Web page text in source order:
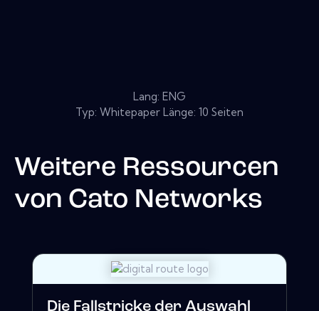
Lang: ENG
Typ: Whitepaper Länge: 10 Seiten
Weitere Ressourcen
von Cato Networks
Die Fallstricke der Auswahl